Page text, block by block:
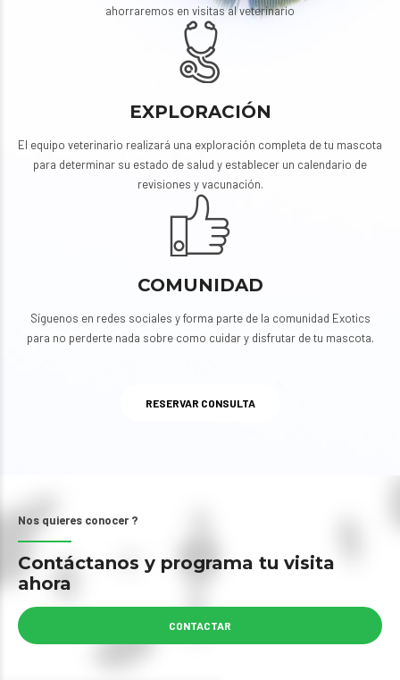
ahorraremos en visitas al veterinario
EXPLORACIÓN
El equipo veterinario realizará una exploración completa de tu mascota
para determinar su estado de salud y establecer un calendario de
revisiones y vacunación.
COMUNIDAD
Síguenos en redes sociales y forma parte de la comunidad Exotics
para no perderte nada sobre como cuidar y disfrutar de tu mascota.
RESERVAR CONSULTA
Nos quieres conocer ?
Contáctanos y programa tu visita
ahora
CONTACTAR